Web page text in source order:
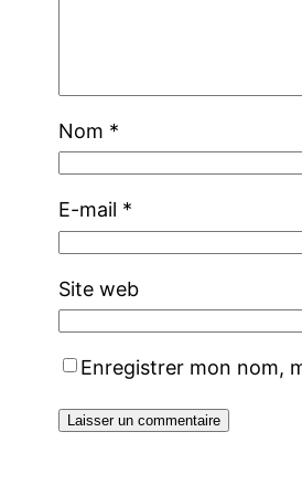
Nom *
E-mail *
Site web
Enregistrer mon nom,